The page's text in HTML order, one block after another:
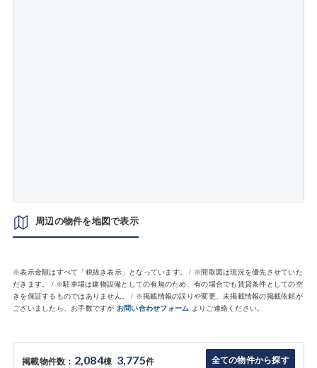
周辺の物件を地図で表示
※表示金額はすべて「税抜き表示」となっています。 / ※間取図は現況を優先させていた
だきます。 / ※駐車場は建物設備としての有無のため、有の場合でも賃貸条件としての空
きを保証するものではありません。 / ※掲載情報の誤りや変更、未掲載情報の掲載依頼が
ございましたら、お手数ですが お問い合わせフォーム よりご連絡ください。
掲載物件数： 2,084棟 3,775件 全ての物件から探す